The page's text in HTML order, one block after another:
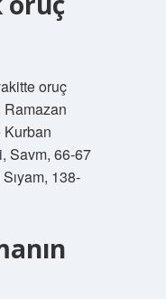
oruç
Ramazan
Kurban
Savm, 66-67
138-